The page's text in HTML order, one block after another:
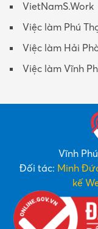
VietNamS.Work
Việc làm Phú
Việc làm Hải
Việc làm Vĩnh
Vĩnh
Đối tác: Minh
kế